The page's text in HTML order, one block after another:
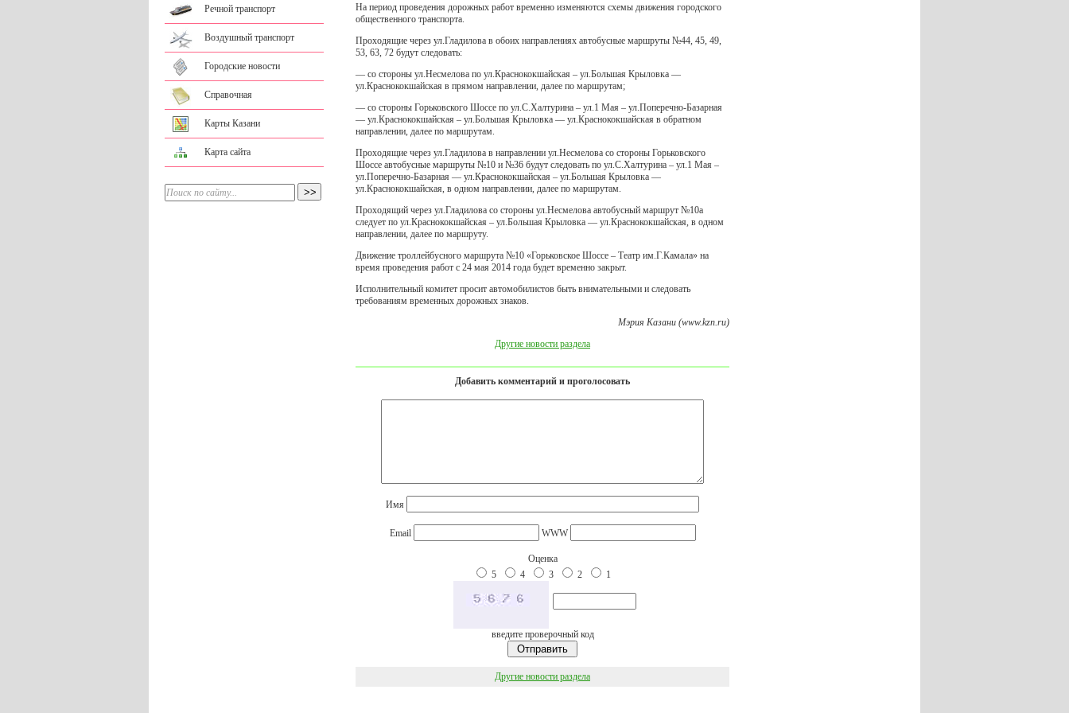
Речной транспорт
Воздушный транспорт
Городские новости
Справочная
Карты Казани
Карта сайта
На период проведения дорожных работ временно изменяются схемы движения городского
общественного транспорта.
Проходящие через ул.Гладилова в обоих направлениях автобусные маршруты №44, 45, 49,
53, 63, 72 будут следовать:
— со стороны ул.Несмелова по ул.Краснококшайская – ул.Большая Крыловка —
ул.Краснококшайская в прямом направлении, далее по маршрутам;
— со стороны Горьковского Шоссе по ул.С.Халтурина – ул.1 Мая – ул.Поперечно-Базарная
— ул.Краснококшайская – ул.Большая Крыловка — ул.Краснококшайская в обратном
направлении, далее по маршрутам.
Проходящие через ул.Гладилова в направлении ул.Несмелова со стороны Горьковского
Шоссе автобусные маршруты №10 и №36 будут следовать по ул.С.Халтурина – ул.1 Мая –
ул.Поперечно-Базарная — ул.Краснококшайская – ул.Большая Крыловка —
ул.Краснококшайская, в одном направлении, далее по маршрутам.
Проходящий через ул.Гладилова со стороны ул.Несмелова автобусный маршрут №10а
следует по ул.Краснококшайская – ул.Большая Крыловка — ул.Краснококшайская, в одном
направлении, далее по маршруту.
Движение троллейбусного маршрута №10 «Горьковское Шоссе – Театр им.Г.Камала» на
время проведения работ с 24 мая 2014 года будет временно закрыт.
Исполнительный комитет просит автомобилистов быть внимательными и следовать
требованиям временных дорожных знаков.
Мэрия Казани (www.kzn.ru)
Другие новости раздела
Добавить комментарий и проголосовать
Имя
Email WWW
Оценка
5
4 3 2 1
введите проверочный код
Другие новости раздела